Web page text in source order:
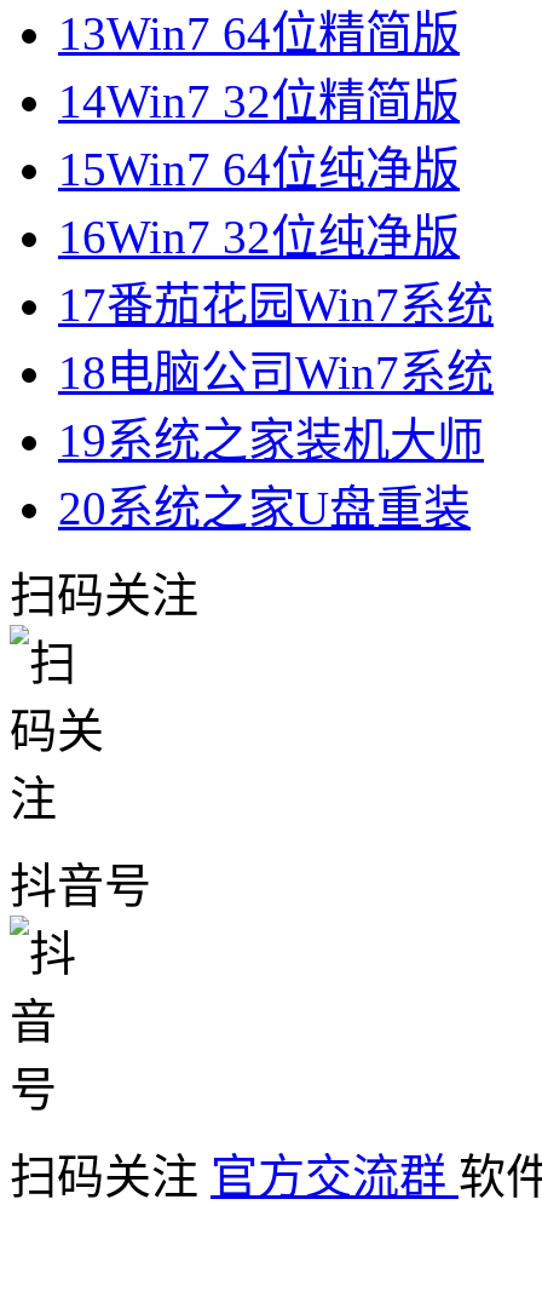
13Win7 64位精简版
14Win7 32位精简版
15Win7 64位纯净版
16Win7 32位纯净版
17番茄花园Win7系统
18电脑公司Win7系统
19系统之家装机大师
20系统之家U盘重装
扫码关注
抖音号
扫码关注 官方交流群 软